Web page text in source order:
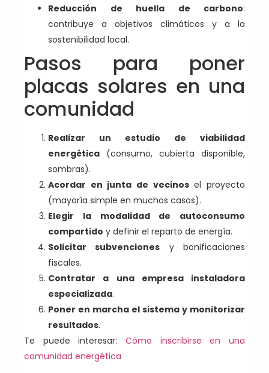
Reducción de huella de carbono:
contribuye a objetivos climáticos y a la
sostenibilidad local.
Pasos para poner
placas solares en una
comunidad
Realizar un estudio de viabilidad
energética (consumo, cubierta disponible,
sombras).
Acordar en junta de vecinosel proyecto
(mayoría simple en muchos casos).
Elegir la modalidad de autoconsumo
compartido y definir el reparto de energía.
Solicitar subvenciones y bonificaciones
fiscales.
Contratar a una empresa instaladora
especializada.
Poner en marcha el sistema y monitorizar
resultados.
Te puede interesar: Cómo inscribirse en una
comunidad energética